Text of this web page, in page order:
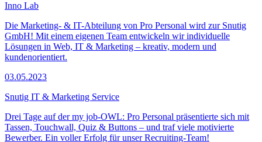
Inno Lab
Die Marketing- & IT-Abteilung von Pro Personal wird zur Snutig
GmbH! Mit einem eigenen Team entwickeln wir individuelle
Lösungen in Web, IT & Marketing – kreativ, modern und
kundenorientiert.
03.05.2023
Snutig IT & Marketing Service
Drei Tage auf der my job-OWL: Pro Personal präsentierte sich mit
Tassen, Touchwall, Quiz & Buttons – und traf viele motivierte
Bewerber. Ein voller Erfolg für unser Recruiting-Team!